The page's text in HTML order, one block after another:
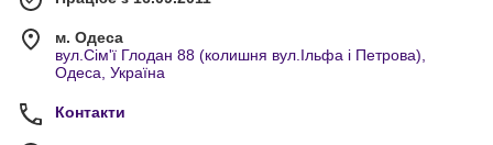
м. Одеса
вул.Сім'ї Глодан 88 (колишня вул.Ільфа і Петрова),
Одеса, Україна
Контакти